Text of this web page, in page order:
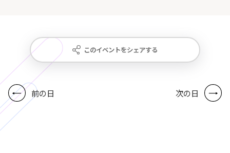
このイベントをシェアする
前の日 次の日